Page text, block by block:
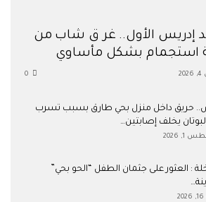
إدريس الأول.. غر ق شاب من
استجمام بشكل مأساوي
حريق داخل منزل بحي طارق بسبب تسرب
يخلف إصابتين…
1, 2026
: العثور على جثمان الطفل “الحو بحي”